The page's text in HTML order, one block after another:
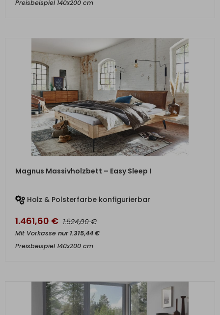
Preisbeispiel 140x200 cm
Magnus Massivholzbett – Easy Sleep I
Holz & Polsterfarbe konfigurierbar
1.461,60 € 1.624,00€
Mit Vorkasse nur1.315,44€
Preisbeispiel 140x200 cm